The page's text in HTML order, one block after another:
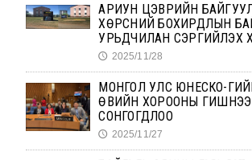
АРИУН ЦЭВРИЙН
ХӨРСНИЙ БОХИРДЛЫН
УРЬДЧИЛАН СЭРГИЙЛЭХ
🕔 2025/11/28
МОНГОЛ УЛС ЮНЕСКО-
ӨВИЙН ХОРООНЫ
СОНГОГДЛОО
🕔 2025/11/27